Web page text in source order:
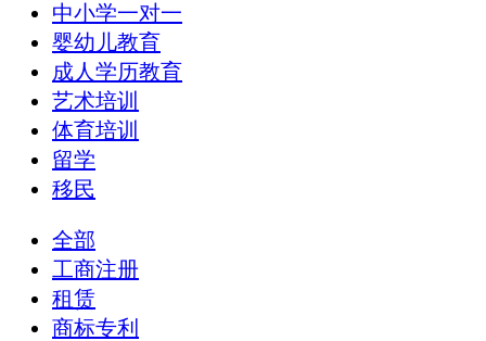
中小学一对一
婴幼儿教育
成人学历教育
艺术培训
体育培训
留学
移民
全部
工商注册
租赁
商标专利